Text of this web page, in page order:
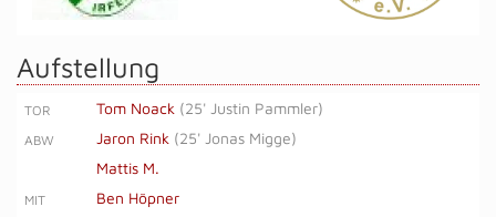
Aufstellung
TOR Tom Noack (25' Justin Pammler)
ABW Jaron Rink (25' Jonas Migge)
Mattis M.
MIT
Ben Höpner